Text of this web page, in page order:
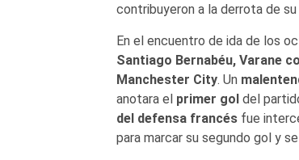
contribuyeron a la derrota de su
En el encuentro de ida de los
Santiago Bernabéu, Varane
Manchester City. Un
anotara el primer goldel
del defensa francésfue
para marcar su segundo gol y